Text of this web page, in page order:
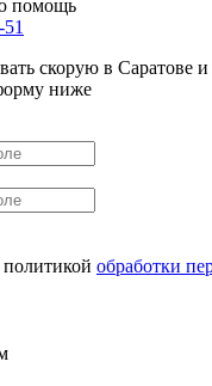
помощь
скорую в Саратове
ниже
обработки